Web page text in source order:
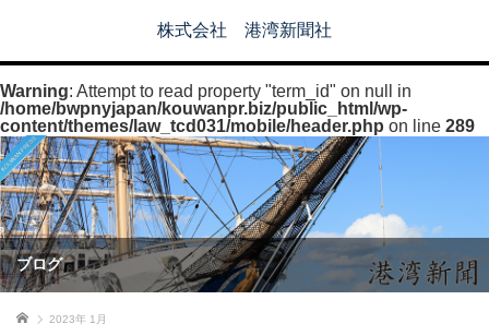
株式会社 港湾新聞社
Warning: Attempt to read property "term_id" on null in
/home/bwpnyjapan/kouwanpr.biz/public_html/wp-
content/themes/law_tcd031/mobile/header.php on line 289
ブログ
ホーム 2023年 1月